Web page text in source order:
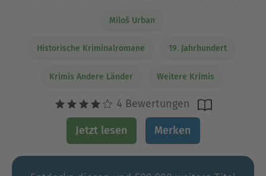
Miloš Urban
Historische Kriminalromane 19. Jahrhundert
Krimis Andere Länder Weitere Krimis
4 Bewertungen
Jetzt lesen Merken